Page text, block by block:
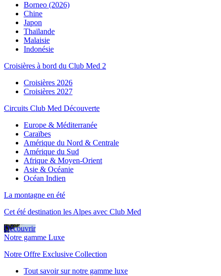
Borneo (2026)
Chine
Japon
Thaïlande
Malaisie
Indonésie
Croisières à bord du Club Med 2
Croisières 2026
Croisières 2027
Circuits Club Med Découverte
Europe & Méditerranée
Caraïbes
Amérique du Nord & Centrale
Amérique du Sud
Afrique & Moyen-Orient
Asie & Océanie
Océan Indien
La montagne en été
Cet été destination les Alpes avec Club Med
Découvrir
Notre gamme Luxe
Notre Offre Exclusive Collection
Tout savoir sur notre gamme luxe